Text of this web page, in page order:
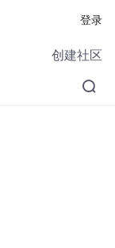
登录
创建社区